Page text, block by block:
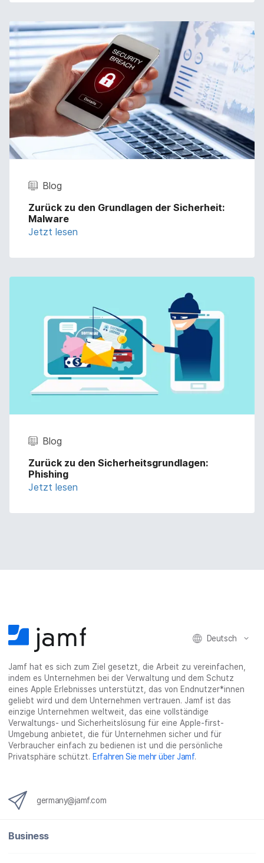
Blog
Zurück zu den Grundlagen der Sicherheit:
Malware
Jetzt lesen
Blog
Zurück zu den Sicherheitsgrundlagen:
Phishing
Jetzt lesen
Deutsch
Jamf hat es sich zum Ziel gesetzt, die Arbeit zu vereinfachen,
indem es Unternehmen bei der Verwaltung und dem Schutz
eines Apple Erlebnisses unterstützt, das von Endnutzer*innen
geliebt wird und dem Unternehmen vertrauen. Jamf ist das
einzige Unternehmen weltweit, das eine vollständige
Verwaltungs- und Sicherheitslösung für eine Apple-first-
Umgebung anbietet, die für Unternehmen sicher und für
Verbraucher einfach zu bedienen ist und die persönliche
Privatsphäre schützt. Erfahren Sie mehr über Jamf.
germany@jamf.com
Business